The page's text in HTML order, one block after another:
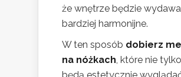
że wnętrze będzie
bardziej harmonijne.
W ten sposób dobierz
na nóżkach, które nie tylko